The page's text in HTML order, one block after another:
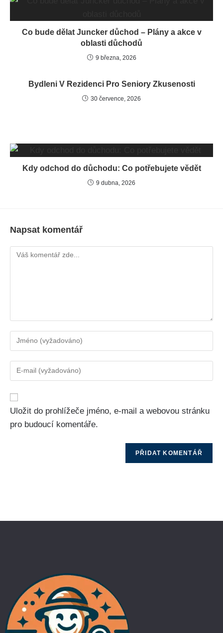
Co bude dělat Juncker důchod – Plány a akce v
oblasti důchodů
9 března, 2026
Bydleni V Rezidenci Pro Seniory Zkusenosti
30 července, 2026
Kdy odchod do důchodu: Co potřebujete vědět
9 dubna, 2026
Napsat komentář
Uložit do prohlížeče jméno, e-mail a webovou stránku
pro budoucí komentáře.